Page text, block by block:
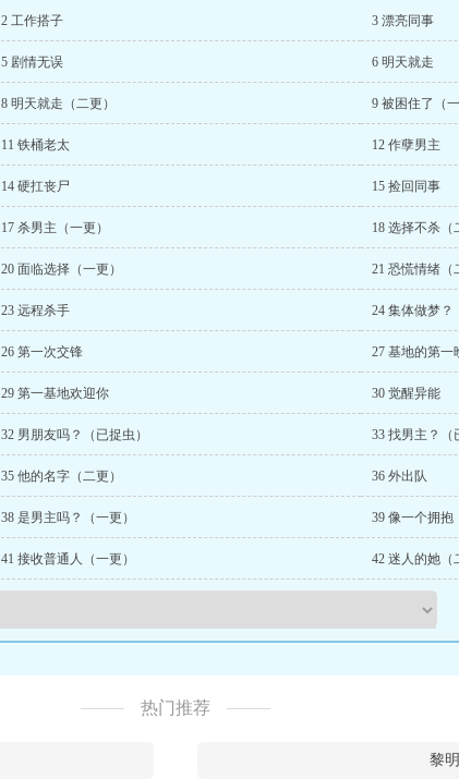
2 工作搭子 3 漂亮同事
5 剧情无误 6 明天就走
8 明天就走（二更） 9 被困住了（一
11 铁桶老太 12 作孽男主
14 硬扛丧尸 15 捡回同事
17 杀男主（一更） 18 选择不杀（
20 面临选择（一更） 21 恐慌情绪（
23 远程杀手 24 集体做梦？
26 第一次交锋 27 基地的第一
29 第一基地欢迎你 30 觉醒异能
32 男朋友吗？（已捉虫） 33 找男主？（
35 他的名字（二更） 36 外出队
38 是男主吗？（一更） 39 像一个拥抱
41 接收普通人（一更） 42 迷人的她（
热门推荐
黎